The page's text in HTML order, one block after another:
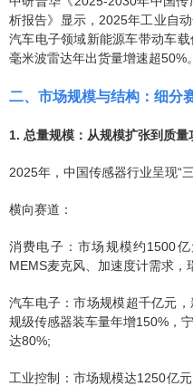
析报告》显示，2025年工业自
汽车电子领域新能源车带动车
毫米波雷达年出货量增速超50%。
二、市场规模与结构：细分
1. 总量规模：从规模扩张到质量
2025年，中国传感器行业呈现“
横向赛道：
消费电子：市场规模约1500
MEMS麦克风、加速度计需求
汽车电子：市场规模超千亿元
规级传感器装车量年增150%，
达80%;
工业控制：市场规模达1250亿